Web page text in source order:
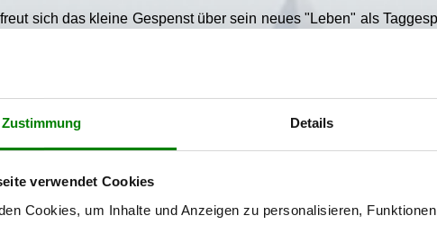
Zustimmung Details
verwendet Cookies
Cookies, um Inhalte und Anzeigen zu personalisieren,
sich das kleine Gespenst über sein neues "Leben" als
nicht mehr als Gespenst wahrgenommen. Alle sprechen nur
aber schön erschrecken tut sich keiner. Nur in drei Kindern,
Hilfe der Kinder auch die Uhr wieder richtig stellen, damit es
Ungewohnt hell hier: Das kleine Gespenst staunt nicht schlecht, als es
Bühnenfassung, die 1989 in Rosenheim uraufgeführt und